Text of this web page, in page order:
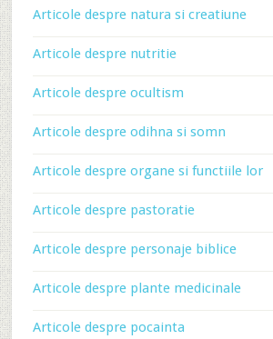
Articole despre natura si creatiune
Articole despre nutritie
Articole despre ocultism
Articole despre odihna si somn
Articole despre organe si functiile lor
Articole despre pastoratie
Articole despre personaje biblice
Articole despre plante medicinale
Articole despre pocainta